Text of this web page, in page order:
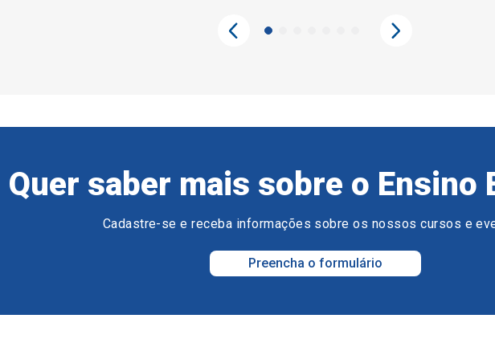
Quer saber mais sobre o Ensino
Cadastre-se e receba informações sobre os nossos cursos e
Preencha o formulário